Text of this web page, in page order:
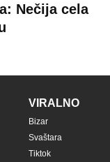
Nečija cela
VIRALNO
Bizar
Svaštara
Tiktok